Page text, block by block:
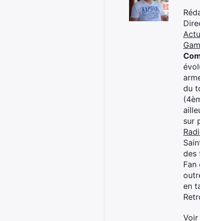
du
sur
des
Fan
en